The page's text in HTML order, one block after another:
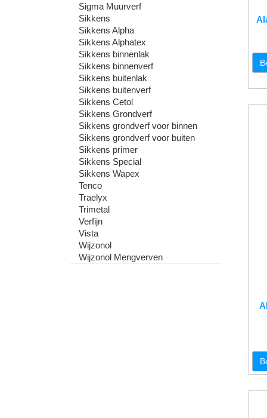
Sigma Muurverf
Sikkens
Sikkens Alpha
Sikkens Alphatex
Sikkens binnenlak
Sikkens binnenverf
Sikkens buitenlak
Sikkens buitenverf
Sikkens Cetol
Sikkens Grondverf
Sikkens grondverf voor binnen
Sikkens grondverf voor buiten
Sikkens primer
Sikkens Special
Sikkens Wapex
Tenco
Traelyx
Trimetal
Verfijn
Vista
Wijzonol
Wijzonol Mengverven